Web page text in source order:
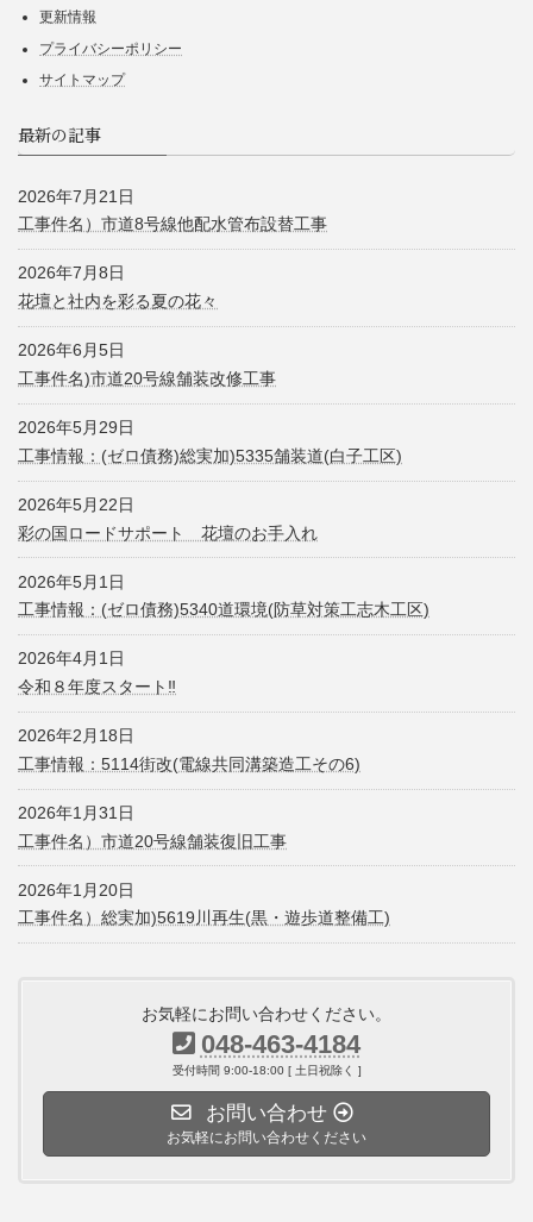
更新情報
プライバシーポリシー
サイトマップ
最新の記事
2026年7月21日
工事件名）市道8号線他配水管布設替工事
2026年7月8日
花壇と社内を彩る夏の花々
2026年6月5日
工事件名)市道20号線舗装改修工事
2026年5月29日
工事情報：(ゼロ債務)総実加)5335舗装道(白子工区)
2026年5月22日
彩の国ロードサポート 花壇のお手入れ
2026年5月1日
工事情報：(ゼロ債務)5340道環境(防草対策工志木工区)
2026年4月1日
令和８年度スタート‼
2026年2月18日
工事情報：5114街改(電線共同溝築造工その6)
2026年1月31日
工事件名）市道20号線舗装復旧工事
2026年1月20日
工事件名）総実加)5619川再生(黒・遊歩道整備工)
お気軽にお問い合わせください。
048-463-4184
受付時間 9:00-18:00 [ 土日祝除く ]
お問い合わせ
お気軽にお問い合わせください